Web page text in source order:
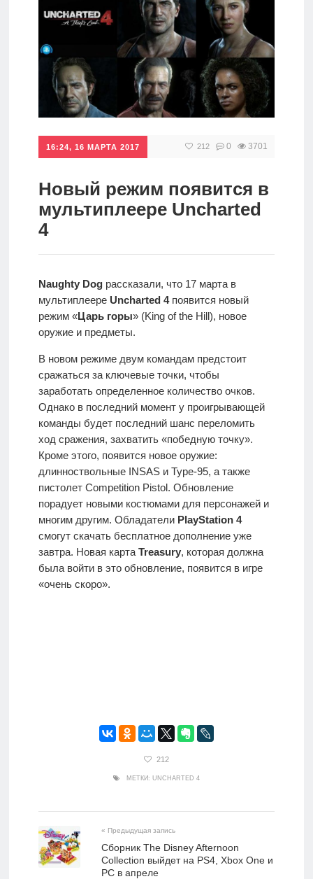
Мобильное
Культовые
игры
16:24, 16 МАРТА 2017 212 0 3701
Новый режим появится в
мультиплеере Uncharted
4
Naughty Dogрассказали, что 17 марта в
мультиплеере Uncharted 4появится новый
режим «Царь горы» (King of the Hill), новое
оружие и предметы.
В новом режиме двум командам предстоит
сражаться за ключевые точки, чтобы
заработать определенное количество очков.
Однако в последний момент у проигрывающей
команды будет последний шанс переломить
ход сражения, захватить «победную точку».
Кроме этого, появится новое оружие:
длинноствольные INSAS и Type-95, а также
пистолет Competition Pistol. Обновление
порадует новыми костюмами для персонажей и
многим другим. Обладатели PlayStation 4
смогут скачать бесплатное дополнение уже
завтра. Новая карта Treasury, которая должна
была войти в это обновление, появится в игре
«очень скоро».
212
МЕТКИ: UNCHARTED 4
« Предыдущая запись
Сборник The Disney Afternoon
Collection выйдет на PS4, Xbox One и
PC в апреле